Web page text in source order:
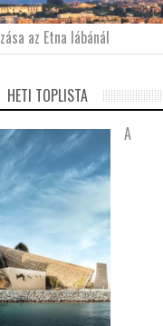
az Etna lábánál
HETI TOPLISTA
A